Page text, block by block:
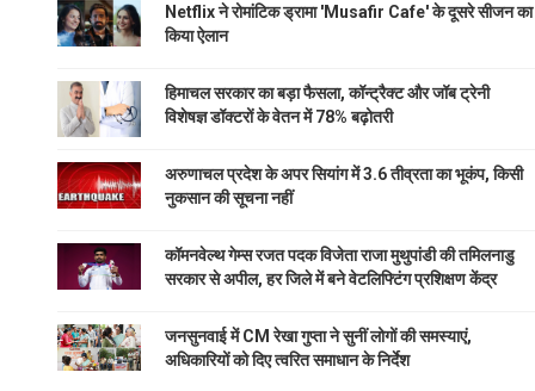
Netflix ने रोमांटिक ड्रामा 'Musafir Cafe' के दूसरे सीजन का
किया ऐलान
हिमाचल सरकार का बड़ा फैसला, कॉन्ट्रैक्ट और जॉब ट्रेनी
विशेषज्ञ डॉक्टरों के वेतन में 78% बढ़ोतरी
अरुणाचल प्रदेश के अपर सियांग में 3.6 तीव्रता का भूकंप, किसी
नुकसान की सूचना नहीं
कॉमनवेल्थ गेम्स रजत पदक विजेता राजा मुथुपांडी की तमिलनाडु
सरकार से अपील, हर जिले में बने वेटलिफ्टिंग प्रशिक्षण केंद्र
जनसुनवाई में CM रेखा गुप्ता ने सुनीं लोगों की समस्याएं,
अधिकारियों को दिए त्वरित समाधान के निर्देश